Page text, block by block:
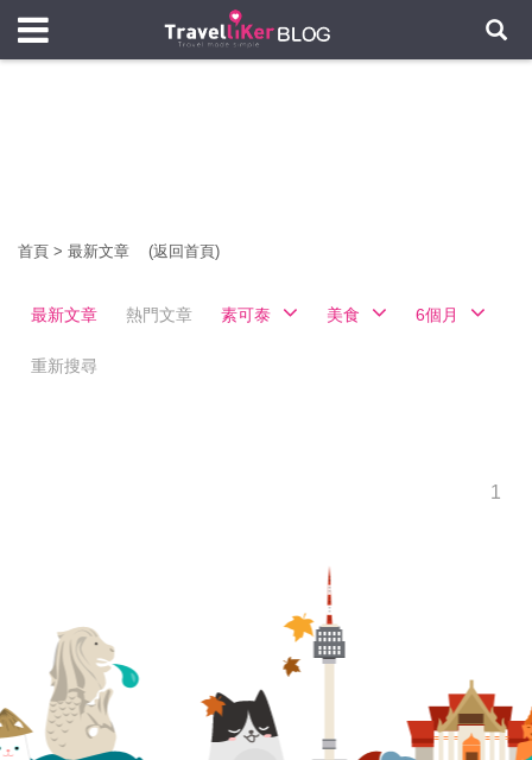
首頁 > 最新文章 (返回首頁)
最新文章 熱門文章 素可泰 美食 6個月
重新搜尋
1